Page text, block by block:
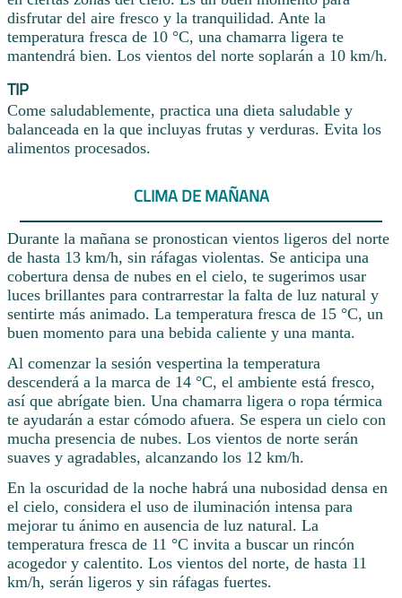
disfrutar del aire fresco y la tranquilidad. Ante la
temperatura fresca de 10 °C, una chamarra ligera te
mantendrá bien. Los vientos del norte soplarán a 10 km/h.
TIP
Come saludablemente, practica una dieta saludable y
balanceada en la que incluyas frutas y verduras. Evita los
alimentos procesados.
CLIMA DE MAÑANA
Durante la mañana se pronostican vientos ligeros del norte
de hasta 13 km/h, sin ráfagas violentas. Se anticipa una
cobertura densa de nubes en el cielo, te sugerimos usar
luces brillantes para contrarrestar la falta de luz natural y
sentirte más animado. La temperatura fresca de 15 °C, un
buen momento para una bebida caliente y una manta.
Al comenzar la sesión vespertina la temperatura
descenderá a la marca de 14 °C, el ambiente está fresco,
así que abrígate bien. Una chamarra ligera o ropa térmica
te ayudarán a estar cómodo afuera. Se espera un cielo con
mucha presencia de nubes. Los vientos de norte serán
suaves y agradables, alcanzando los 12 km/h.
En la oscuridad de la noche habrá una nubosidad densa en
el cielo, considera el uso de iluminación intensa para
mejorar tu ánimo en ausencia de luz natural. La
temperatura fresca de 11 °C invita a buscar un rincón
acogedor y calentito. Los vientos del norte, de hasta 11
km/h, serán ligeros y sin ráfagas fuertes.